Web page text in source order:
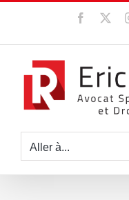
contenu
Facebook
Aller à...